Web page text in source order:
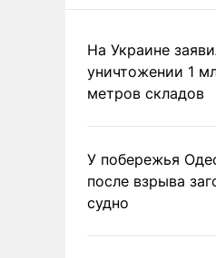
На Украине
уничтожении 1
метров складов
У побережья
после взрыва
судно